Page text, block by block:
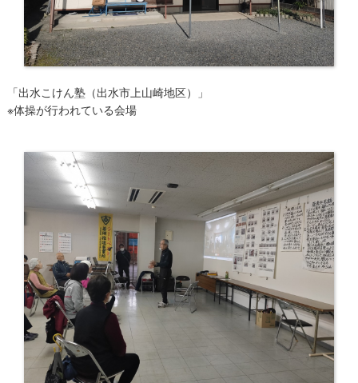
「出水こけん塾（出水市上山崎地区）」
※体操が行われている会場